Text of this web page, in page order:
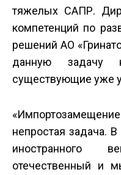
тяжелых САПР.
компетенций по
решений АО
данную задачу
существующие уже
непростая задача.
иностранного
отечественный и